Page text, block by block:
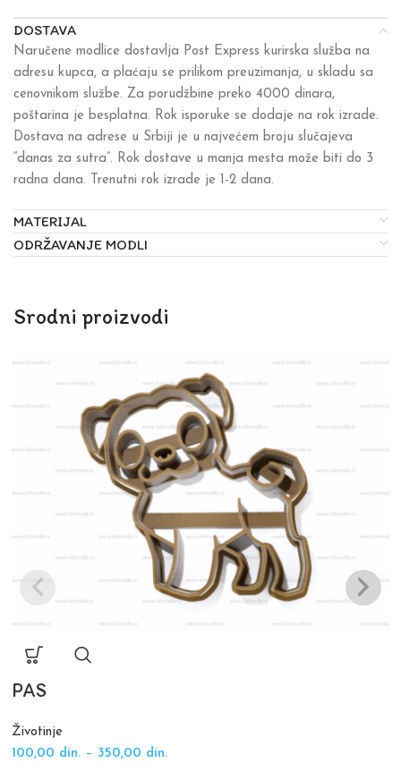
DOSTAVA
Naručene modlice dostavlja Post Express kurirska služba na
adresu kupca, a plaćaju se prilikom preuzimanja, u skladu sa
cenovnikom službe. Za porudžbine preko 4000 dinara,
poštarina je besplatna. Rok isporuke se dodaje na rok izrade.
Dostava na adrese u Srbiji je u najvećem broju slučajeva
“danas za sutra”. Rok dostave u manja mesta može biti do 3
radna dana. Trenutni rok izrade je 1-2 dana.
MATERIJAL
ODRŽAVANJE MODLI
Srodni proizvodi
PAS
Životinje
100,00 din. – 350,00 din.